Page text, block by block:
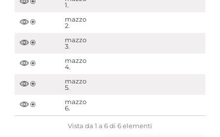
1.
mazzo
2.
mazzo
3.
mazzo
4.
mazzo
5.
mazzo
6.
Vista da 1 a 6 di 6 elementi